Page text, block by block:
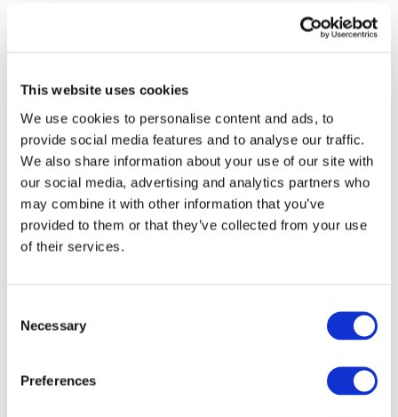
This website uses cookies
We use cookies to personalise content and ads, to
provide social media features and to analyse our traffic.
We also share information about your use of our site with
our social media, advertising and analytics partners who
may combine it with other information that you’ve
provided to them or that they’ve collected from your use
of their services.
Selection
Necessary
Preferences
Всі заходи